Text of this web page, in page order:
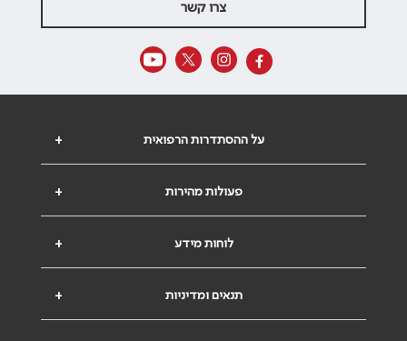
צרו קשר
+ על ההסתדרות הרפואית
+ פעולות מהירות
+ לוחות מידע
+ תנאים ומדיניות